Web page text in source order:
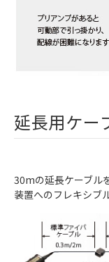
延長用ケー
30mの延長ケーブル
装置へのフレキシブ